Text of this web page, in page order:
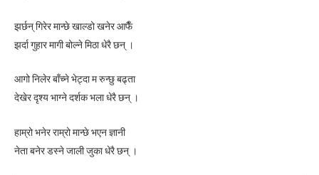
झर्छन् गिरेर मान्छे खाल्डो खनेर आफैँ
झर्दा गुहार मागी बोल्ने मिठा धेरै छन् ।
आगो निलेर बाँच्ने भेट्दा म रुन्छु बढ्ता
देखेर दृश्य भाग्ने दर्शक भला धेरै छन् ।
हाम्रो भनेर राम्रो मान्छे भएन ज्ञानी
नेता बनेर डस्ने जाली जुका धेरै छन् ।